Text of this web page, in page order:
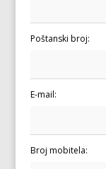
Poštanski broj:
E-mail:
Broj mobitela: